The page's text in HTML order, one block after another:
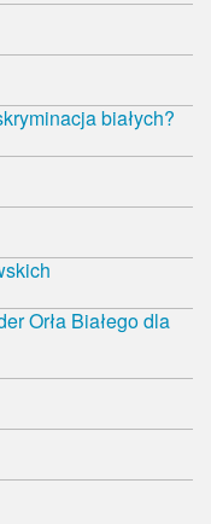
białych?
Orła Białego dla